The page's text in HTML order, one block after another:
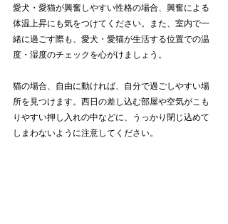
愛犬・愛猫が興奮しやすい性格の場合、興奮による
体温上昇にも気をつけてください。また、室内で一
緒に過ごす際も、愛犬・愛猫が生活する位置での温
度・湿度のチェックを心がけましょう。
猫の場合、自由に動ければ、自分で過ごしやすい場
所を見つけます。西日の差し込む部屋や空気がこも
りやすい押し入れの中などに、うっかり閉じ込めて
しまわないように注意してください。